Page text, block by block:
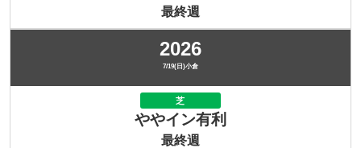
最終週
2026
7/19(日)小倉
芝
ややイン有利
最終週